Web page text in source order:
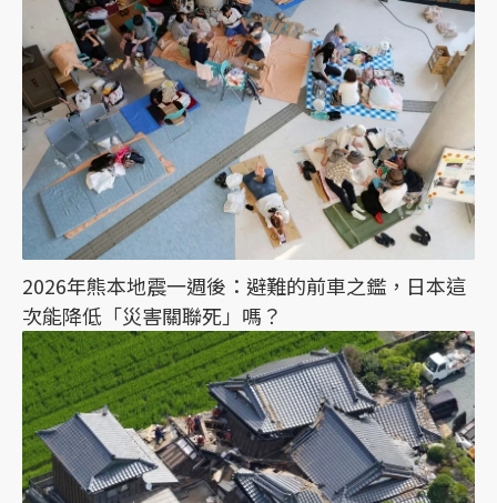
2026年熊本地震一週後：避難的前車之鑑，日本這
次能降低「災害關聯死」嗎？